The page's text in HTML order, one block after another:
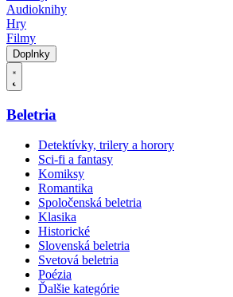
Audioknihy
Hry
Filmy
Doplnky
Beletria
Detektívky, trilery a horory
Sci-fi a fantasy
Komiksy
Romantika
Spoločenská beletria
Klasika
Historické
Slovenská beletria
Svetová beletria
Poézia
Ďalšie kategórie